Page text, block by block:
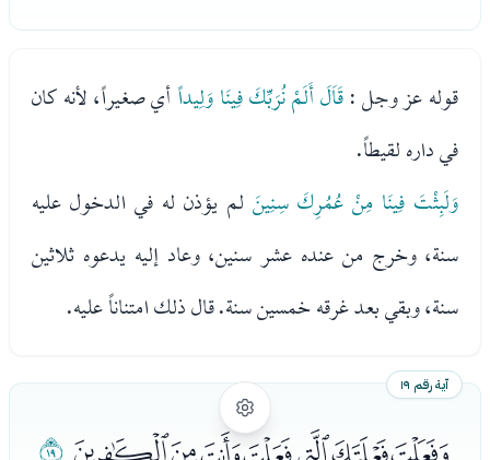
قوله عز وجل :قَاَلَ أَلَمْ نُرَبِّكَ فِينَا وَلِيداًأي صغيراً، لأنه كان
في داره لقيطاً.
وَلَبِثْتَ فِينَا مِنْ عُمُرِكَ سِنِينَ لم يؤذن له في الدخول عليه
سنة، وخرج من عنده عشر سنين، وعاد إليه يدعوه ثلاثين
سنة، وبقي بعد غرقه خمسين سنة. قال ذلك امتناناً عليه.
آية رقم ١٩